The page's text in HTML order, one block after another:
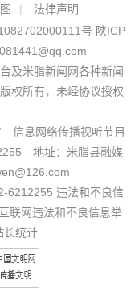
|
法律声明
号 陕ICP
及米脂新闻网各种新闻
权所有，未经协议授权
信息网络传播视听节目
地址：米脂县融媒
6212255 违法和不良信
联网违法和不良信息举
长统计